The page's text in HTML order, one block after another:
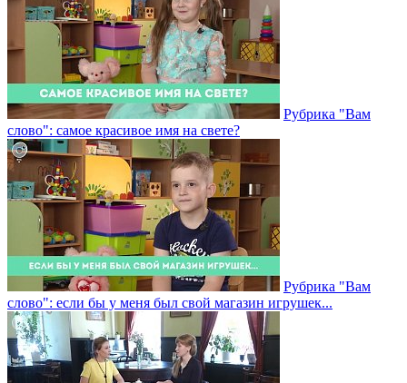
Рубрика "Вам
слово": самое красивое имя на свете?
Рубрика "Вам
слово": если бы у меня был свой магазин игрушек...